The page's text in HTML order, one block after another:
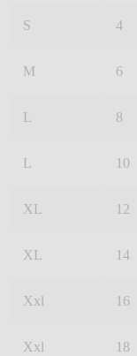
S 4
M 6
L 8
L 10
XL 12
XL 14
Xxl 16
Xxl 18